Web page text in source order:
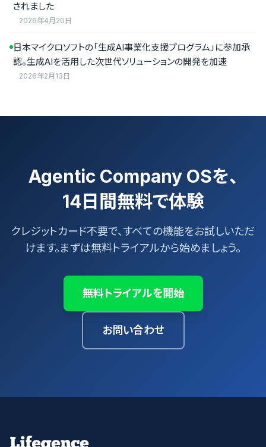
されました
2026年4月20日
日本マイクロソフトの「生成AI事業化支援プログラム」に参加承
認。生成AIを活用した次世代ソリューションの開発を加速
2026年2月13日
Agentic Company OSを、
14日間無料で体験
クレジットカード不要で、すべての機能をお試しいただ
けます。まずは無料トライアルから始めましょう。
無料トライアルを開始
お問い合わせ